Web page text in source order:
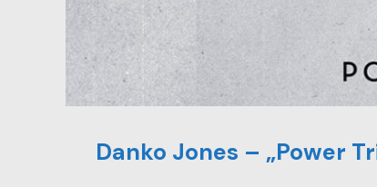
Danko Jones – „Power